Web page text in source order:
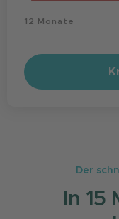
12 Monate
Der
In